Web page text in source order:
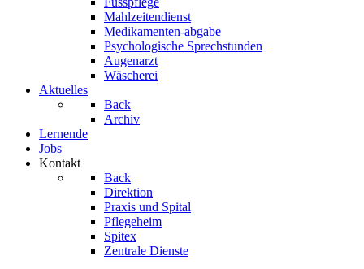
Mahlzeitendienst
Medikamenten-abgabe
Psychologische Sprechstunden
Augenarzt
Wäscherei
Aktuelles
Back
Archiv
Lernende
Jobs
Kontakt
Back
Direktion
Praxis und Spital
Pflegeheim
Spitex
Zentrale Dienste